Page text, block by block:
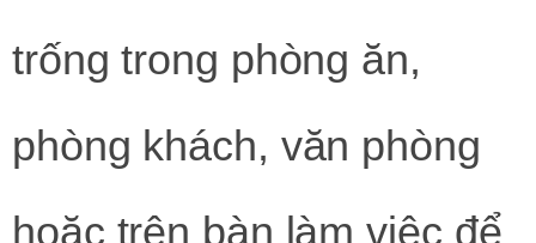
trống trong phòng ăn,
phòng khách, văn phòng
hoặc trên bàn làm việc để